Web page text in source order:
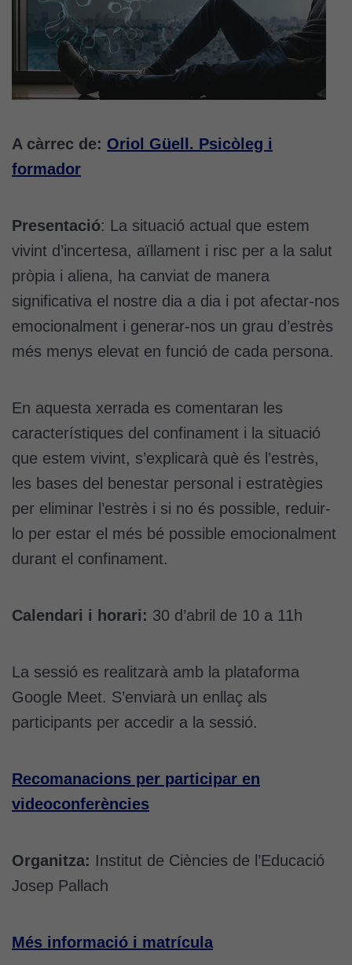
A càrrec de: Oriol Güell. Psicòleg i
formador
Presentació: La situació actual que estem
vivint d’incertesa, aïllament i risc per a la salut
pròpia i aliena, ha canviat de manera
significativa el nostre dia a dia i pot afectar-nos
emocionalment i generar-nos un grau d’estrès
més menys elevat en funció de cada persona.
En aquesta xerrada es comentaran les
característiques del confinament i la situació
que estem vivint, s’explicarà què és l’estrès,
les bases del benestar personal i estratègies
per eliminar l’estrès i si no és possible, reduir-
lo per estar el més bé possible emocionalment
durant el confinament.
Calendari i horari: 30 d’abril de 10 a 11h
La sessió es realitzarà amb la plataforma
Google Meet. S’enviarà un enllaç als
participants per accedir a la sessió.
Recomanacions per participar en
videoconferències
Organitza: Institut de Ciències de l’Educació
Josep Pallach
Més informació i matrícula